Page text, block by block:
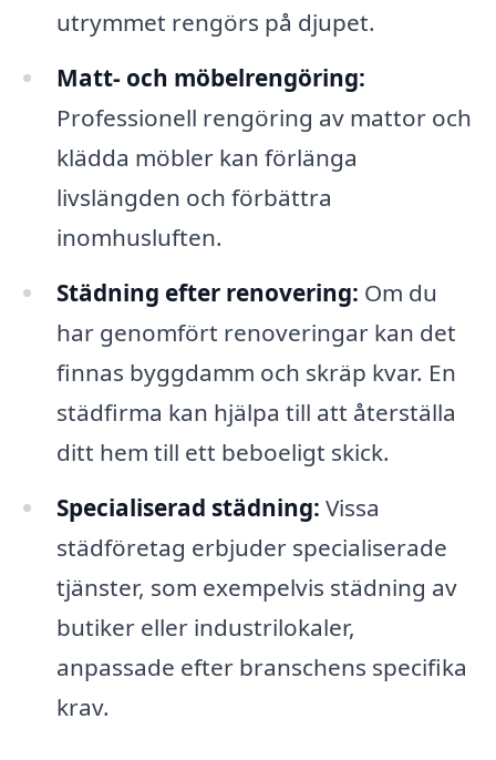
utrymmet rengörs på djupet.
Matt- och möbelrengöring:
Professionell rengöring av mattor och
klädda möbler kan förlänga
livslängden och förbättra
inomhusluften.
Städning efter renovering: Om du
har genomfört renoveringar kan det
finnas byggdamm och skräp kvar. En
städfirma kan hjälpa till att återställa
ditt hem till ett beboeligt skick.
Specialiserad städning: Vissa
städföretag erbjuder specialiserade
tjänster, som exempelvis städning av
butiker eller industrilokaler,
anpassade efter branschens specifika
krav.